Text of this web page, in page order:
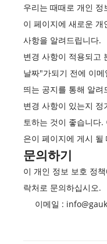
우리는 때때로 개인
이 페이지에 새로운
사항을 알려드립니다.
변경 사항이 적용되고
날짜"가되기 전에 이
띄는 공지를 통해 알려
변경 사항이 있는지
토하는 것이 좋습니다
은이 페이지에 게시 될
문의하기
이 개인 정보 보호 정
락처로 문의하십시오.
이메일 :